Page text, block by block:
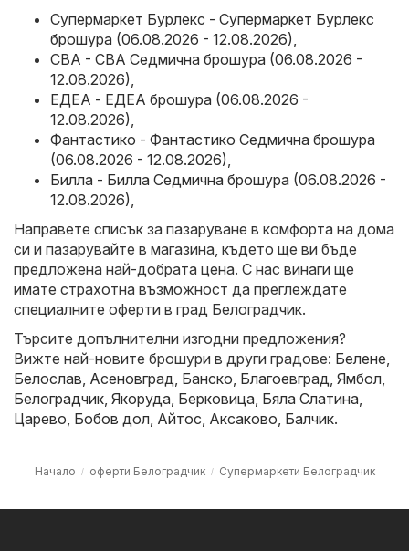
Супермаркет Бурлекс - Супермаркет Бурлекс
брошура (06.08.2026 - 12.08.2026)
CBA - CBA Седмична брошура (06.08.2026 -
12.08.2026)
ЕДЕА - ЕДЕА брошура (06.08.2026 -
12.08.2026)
Фантастико - Фантастико Седмична брошура
(06.08.2026 - 12.08.2026)
Билла - Билла Седмична брошура (06.08.2026 -
12.08.2026)
Направете списък за пазаруване в комфорта на дома
си и пазарувайте в магазина, където ще ви бъде
предложена най-добрата цена. С нас винаги ще
имате страхотна възможност да преглеждате
специалните оферти в град Белоградчик.
Търсите допълнителни изгодни предложения?
Вижте най-новите брошури в други градове: Белене
Белослав Асеновград Банско Благоевград Ямбол
Белоградчик Якоруда Берковица Бяла Слатина
Царево Бобов дол Айтос Аксаково Балчик.
Начало оферти Белоградчик Супермаркети Белоградчик